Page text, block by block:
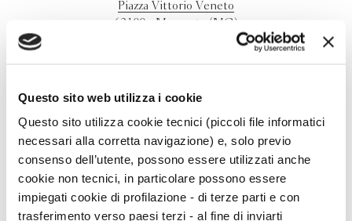
Questo sito web utilizza i cookie
Questo sito utilizza cookie tecnici (piccoli file informatici
necessari alla corretta navigazione) e, solo previo
consenso dell’utente, possono essere utilizzati anche
cookie non tecnici, in particolare possono essere
impiegati cookie di profilazione - di terze parti e con
trasferimento verso paesi terzi - al fine di inviarti
Piazza Vittorio Veneto
62100 - Macerata (MC)
Macerata Racconta.